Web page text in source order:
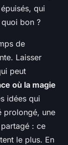
qui
bon ?
de
Laisser
peut
où la magie
idées qui
prolongé, une
: ce
le plus. En